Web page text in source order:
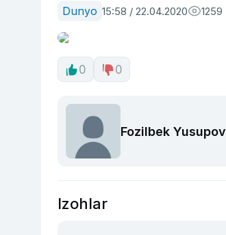
Dunyo 15:58 / 22.04.2020 1259
0 0
Fozilbek Yusupov
Izohlar